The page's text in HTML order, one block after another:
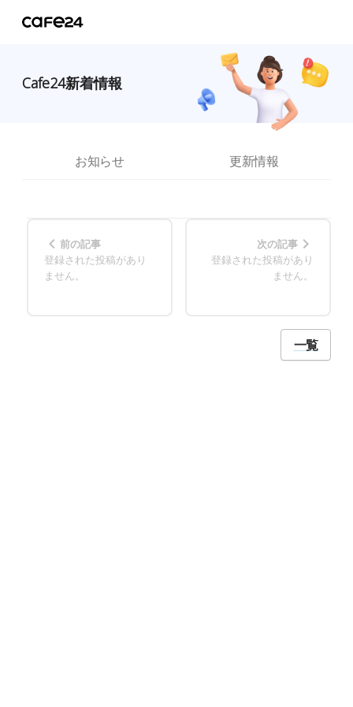
Cafe24新着情報
お知らせ 更新情報
前の記事
登録された投稿があり
ません。
次の記事
登録された投稿があり
ません。
一覧